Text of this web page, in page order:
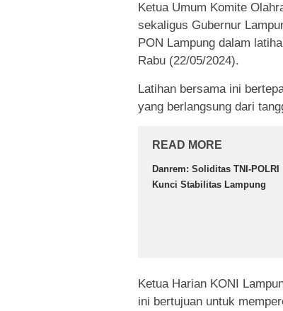
Ketua Umum Komite
sekaligus Gubernur
PON Lampung dalam
Rabu (22/05/2024).
Latihan bersama ini
yang berlangsung dari
READ MORE
Danrem: Soliditas TNI-POLRI
Kunci Stabilitas Lampung
Ketua Harian KONI
ini bertujuan untuk